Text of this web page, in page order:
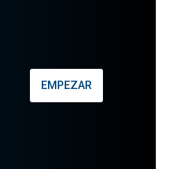
EMPEZAR